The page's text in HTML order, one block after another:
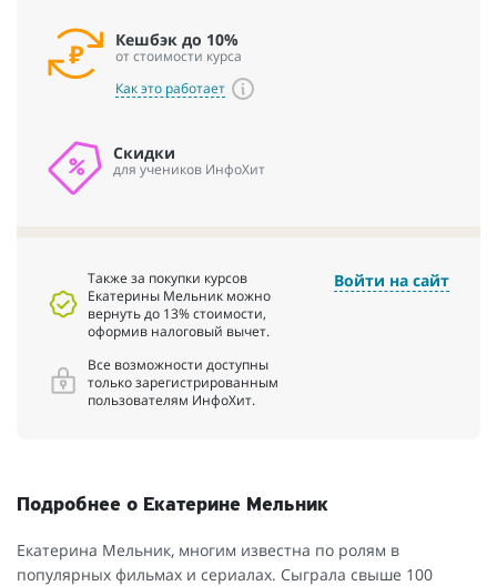
Кешбэк до 10%
от стоимости курса
Как это работает
Скидки
для учеников ИнфоХит
Также за покупки курсов
Екатерины Мельник можно
вернуть до 13% стоимости,
оформив налоговый вычет.
Все возможности доступны
только зарегистрированным
пользователям ИнфоХит.
Войти на сайт
Подробнее о Екатерине Мельник
Екатерина Мельник, многим известна по ролям в
популярных фильмах и сериалах. Сыграла свыше 100